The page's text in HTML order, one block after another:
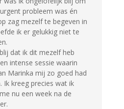
probleem was én
zag mezelf te begeven in
ik er gelukkig niet te
dat ik dit mezelf heb
intense sessie waarin
Marinka mij zo goed had
Ik kreeg precies wat ik
nu een week na de